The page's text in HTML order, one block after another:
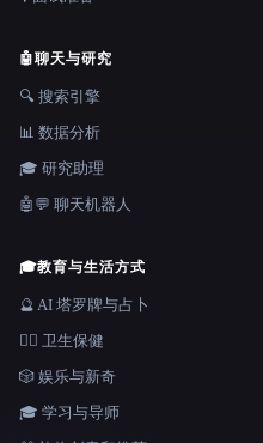
🤖聊天与研究
🔍 搜索引擎
📊 数据分析
🎓 研究助理
🤖💬 聊天机器人
🎓教育与生活方式
🔮 AI 塔罗牌与占卜
👩‍⚕️ 卫生保健
🎲 娱乐与新奇
🎓 学习与导师